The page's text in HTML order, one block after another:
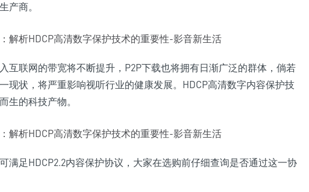
产商。
互联网的带宽将不断提升，P2P下载也将拥有日渐广泛的群体，倘若
现状，将严重影响视听行业的健康发展。HDCP高清数字内容保护技
生的科技产物。
满足HDCP2.2内容保护协议，大家在选购前仔细查询是否通过这一协